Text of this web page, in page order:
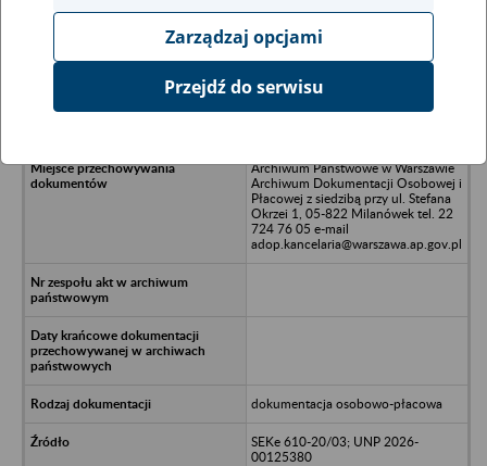
Ukryj wszystkie pozycje bazy
Color Invest sp. z o.o., 91-316 Łódź,
Archiwum Państwowe w Warszawie
Archiwum Dokumentacji Osobowej i
Płacowej z siedzibą przy ul. Stefana
Okrzei 1, 05-822 Milanówek tel. 22
724 76 05 e-mail
adop.kancelaria@warszawa.ap.gov.pl
dokumentacja osobowo-płacowa
SEKe 610-20/03; UNP 2026-
00125380
Zarządzaj opcjami
Przejdź do serwisu